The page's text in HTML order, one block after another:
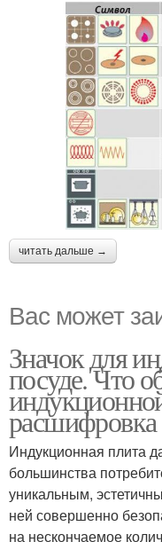
читать дальше →
Вас может
Значок для
посуде. Что
расшифровка
Индукционная плита
большинства
уникальным,
ней совершенно
на нескончаемое